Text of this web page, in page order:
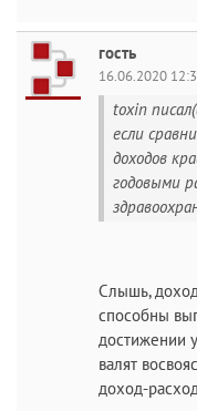
гость
16.06.2020
toxin
если
доходов
годовыми
Слышь,
способны
достижении
валят
доход-